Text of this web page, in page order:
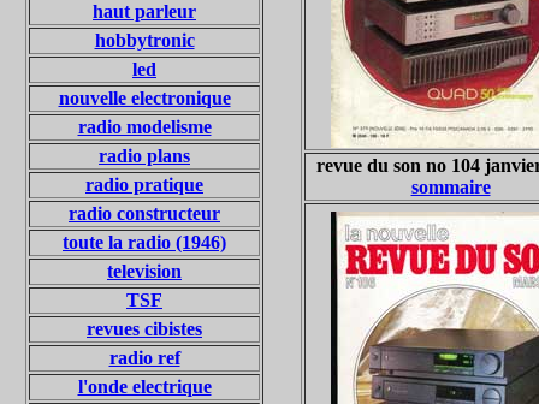
haut parleur
hobbytronic
led
nouvelle electronique
radio modelisme
radio plans
radio pratique
radio constructeur
toute la radio (1946)
television
TSF
revues cibistes
radio ref
l'onde electrique
revue du son no 104
sommaire